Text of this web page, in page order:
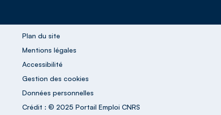
Plan du site
Mentions légales
Accessibilité
Gestion des cookies
Données personnelles
Crédit : © 2025 Portail Emploi CNRS